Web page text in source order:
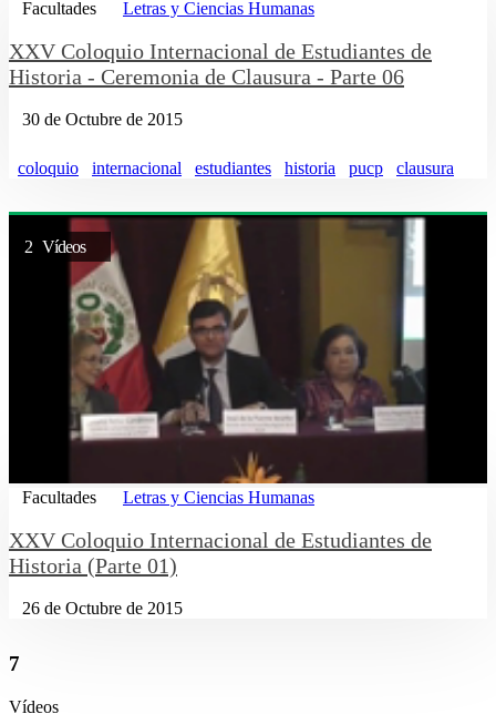
Facultades Letras y Ciencias Humanas
XXV Coloquio Internacional de Estudiantes de
Historia - Ceremonia de Clausura - Parte 06
30 de Octubre de 2015
coloquio internacional estudiantes historia pucp clausura
2 Vídeos
Facultades Letras y Ciencias Humanas
XXV Coloquio Internacional de Estudiantes de
Historia (Parte 01)
26 de Octubre de 2015
7
Vídeos